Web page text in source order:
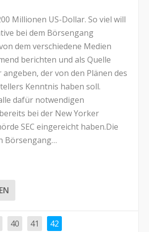
Millionen US-Dollar. So viel will
bei dem Börsengang
dem verschiedene Medien
berichten und als Quelle
der von den Plänen des
Kenntnis haben soll.
dafür notwendigen
bei der New Yorker
SEC eingereicht haben.Die
Börsengang…
40 41 42